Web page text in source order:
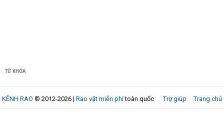
TỪ KHÓA
Trợ giúp Trang chủ
KÊNH RAO © 2012-2026 | Rao vặt miễn phítoàn quốc